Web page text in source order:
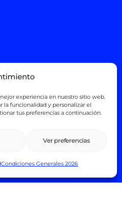
experiencia en nuestro sitio web.
la funcionalidad y personalizar el
tus preferencias a continuación.
Ver preferencias
Condiciones Generales 2026